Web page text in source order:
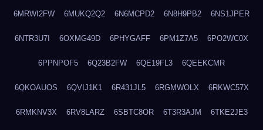
6MRWI2FW 6MUKQ2Q2 6N6MCPD2 6N8H9PB2 6NS1JPER
6NTR3U7I 6OXMG49D 6PHYGAFF 6PM1Z7A5 6PO2WC0X
6PPNPOF5 6Q23B2FW 6QE19FL3 6QEEKCMR
6QKOAUOS 6QVIJ1K1 6R431JL5 6RGMWOLX 6RKWC57X
6RMKNV3X 6RV8LARZ 6SBTC8OR 6T3R3AJM 6TKE2JE3